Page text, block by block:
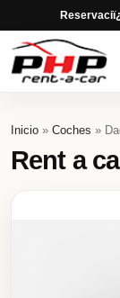
Inicio » Coches »
Rent a